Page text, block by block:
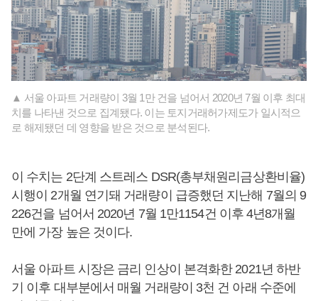
▲ 서울 아파트 거래량이 3월 1만 건을 넘어서 2020년 7월 이후 최대
치를 나타낸 것으로 집계됐다. 이는 토지거래허가제도가 일시적으
로 해제됐던 데 영향을 받은 것으로 분석된다.
이 수치는 2단계 스트레스 DSR(총부채원리금상환비율)
시행이 2개월 연기돼 거래량이 급증했던 지난해 7월의 9
226건을 넘어서 2020년 7월 1만1154건 이후 4년8개월
만에 가장 높은 것이다.
서울 아파트 시장은 금리 인상이 본격화한 2021년 하반
기 이후 대부분에서 매월 거래량이 3천 건 아래 수준에